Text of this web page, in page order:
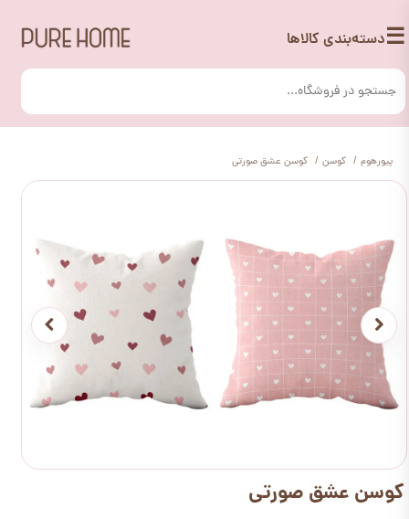
☰دسته‌بندی کالاها
پیورهوم کوسن کوسن عشق صورتی
کوسن عشق صورتی